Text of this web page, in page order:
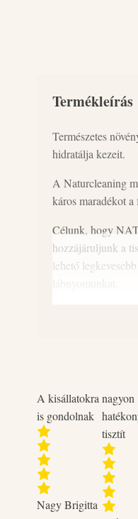
Termékleírás
Természetes
hidratálja kezeit.
A Naturcleaning
káros maradékot a
Célunk, hogy
hozzájáruljunk a
lehető
A kisállatokra
is gondolnak
Nagy Brigitta
nagyon
tisztít